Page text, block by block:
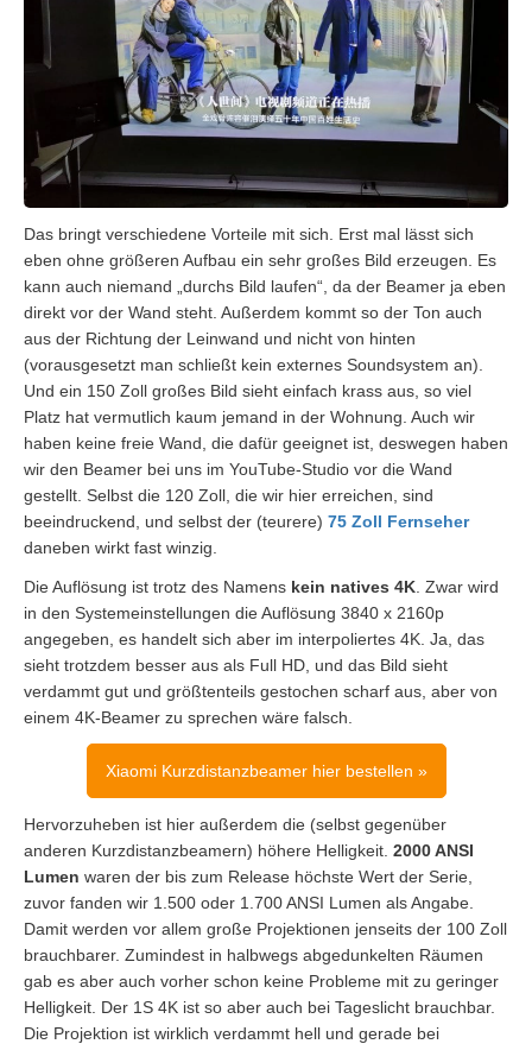
Das bringt verschiedene Vorteile mit sich. Erst mal lässt sich
eben ohne größeren Aufbau ein sehr großes Bild erzeugen. Es
kann auch niemand „durchs Bild laufen“, da der Beamer ja eben
direkt vor der Wand steht. Außerdem kommt so der Ton auch
aus der Richtung der Leinwand und nicht von hinten
(vorausgesetzt man schließt kein externes Soundsystem an).
Und ein 150 Zoll großes Bild sieht einfach krass aus, so viel
Platz hat vermutlich kaum jemand in der Wohnung. Auch wir
haben keine freie Wand, die dafür geeignet ist, deswegen haben
wir den Beamer bei uns im YouTube-Studio vor die Wand
gestellt. Selbst die 120 Zoll, die wir hier erreichen, sind
beeindruckend, und selbst der (teurere) 75 Zoll Fernseher
daneben wirkt fast winzig.
Die Auflösung ist trotz des Namens kein natives 4K. Zwar wird
in den Systemeinstellungen die Auflösung 3840 x 2160p
angegeben, es handelt sich aber im interpoliertes 4K. Ja, das
sieht trotzdem besser aus als Full HD, und das Bild sieht
verdammt gut und größtenteils gestochen scharf aus, aber von
einem 4K-Beamer zu sprechen wäre falsch.
Xiaomi Kurzdistanzbeamer hier bestellen »
Hervorzuheben ist hier außerdem die (selbst gegenüber
anderen Kurzdistanzbeamern) höhere Helligkeit. 2000 ANSI
Lumen waren der bis zum Release höchste Wert der Serie,
zuvor fanden wir 1.500 oder 1.700 ANSI Lumen als Angabe.
Damit werden vor allem große Projektionen jenseits der 100 Zoll
brauchbarer. Zumindest in halbwegs abgedunkelten Räumen
gab es aber auch vorher schon keine Probleme mit zu geringer
Helligkeit. Der 1S 4K ist so aber auch bei Tageslicht brauchbar.
Die Projektion ist wirklich verdammt hell und gerade bei